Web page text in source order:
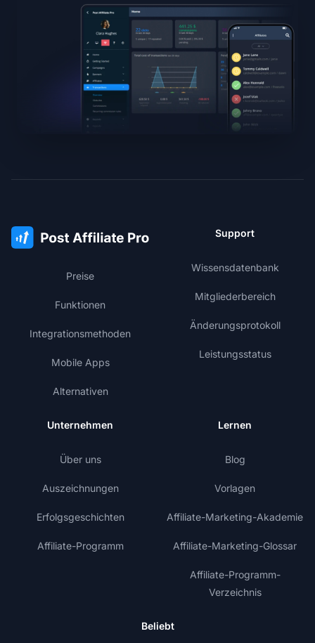
Preise
Funktionen
Integrationsmethoden
Mobile Apps
Alternativen
Support
Wissensdatenbank
Mitgliederbereich
Änderungsprotokoll
Leistungsstatus
Unternehmen
Über uns
Auszeichnungen
Erfolgsgeschichten
Affiliate-Programm
Lernen
Blog
Vorlagen
Affiliate-Marketing-Akademie
Affiliate-Marketing-Glossar
Affiliate-Programm-
Verzeichnis
Beliebt